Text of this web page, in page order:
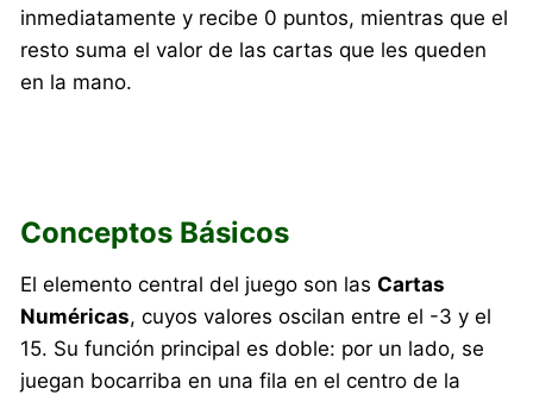
inmediatamente y recibe 0 puntos, mientras que el
resto suma el valor de las cartas que les queden
en la mano.
Conceptos Básicos
El elemento central del juego son lasCartas
Numéricas, cuyos valores oscilan entre el -3 y el
15. Su función principal es doble: por un lado, se
juegan bocarriba en una fila en el centro de la